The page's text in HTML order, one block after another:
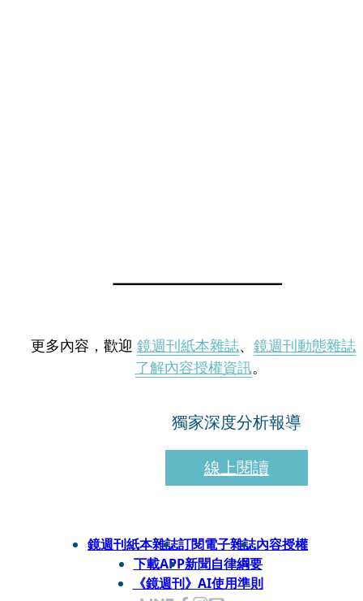
更多內容，歡迎 鏡週刊紙本雜誌、 鏡週刊動態雜誌
了解內容授權資訊。
獨家深度分析報導
線上閱讀
鏡週刊紙本雜誌訂閱電子雜誌內容授權
下載APP新聞自律綱要
《鏡週刊》AI使用準則